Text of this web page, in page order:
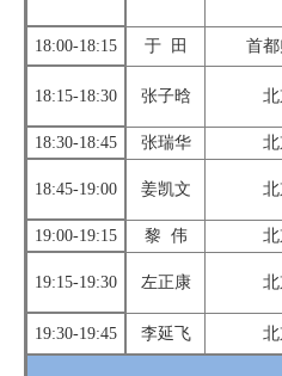
18:00-18:15 于 田 首
18:15-18:30 张子晗
18:30-18:45 张瑞华
18:45-19:00 姜凯文
19:00-19:15 黎 伟
19:15-19:30 左正康
19:30-19:45 李延飞